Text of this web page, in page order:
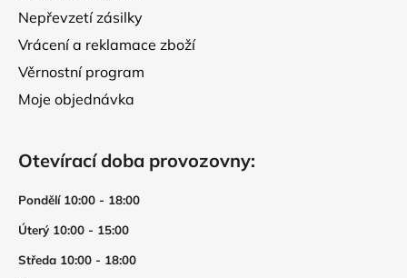
Nepřevzetí zásilky
Vrácení a reklamace zboží
Věrnostní program
Moje objednávka
Otevírací doba provozovny:
Pondělí 10:00 - 18:00
Úterý 10:00 - 15:00
Středa 10:00 - 18:00